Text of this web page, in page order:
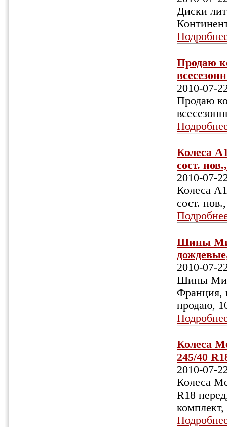
Диски
Продаю
2010-07-
Продаю
Колеса
сост.
2010-07-
Колеса
сост.
Шины
2010-07-
Шины
Франция,
продаю,
Колеса
245/40
2010-07-
Колеса
R18